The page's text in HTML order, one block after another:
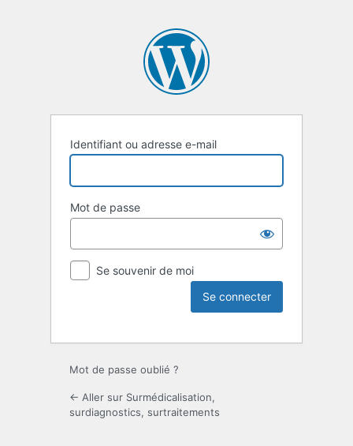
Identifiant ou adresse e-mail
Mot de passe
Se souvenir de moi
Mot de passe oublié ?
← Aller sur Surmédicalisation,
surdiagnostics, surtraitements